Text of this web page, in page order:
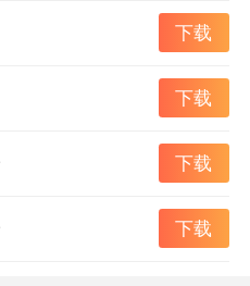
下载
下载
下载
下载